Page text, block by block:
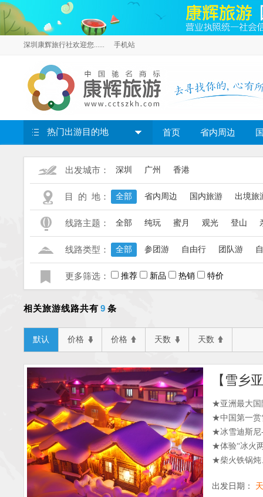
深圳康辉旅行社欢迎您...... 手机站
热门出游目的地 首页 省内周边
出发城市： 深圳 广州 香港
目 的 地： 全部 省内周边 国内旅游 出境旅
线路主题： 全部 纯玩 蜜月 观光 登山
线路类型： 全部 参团游 自由行 团队游
更多筛选： 推荐 新品 热销 特价
相关旅游线路共有 9 条
默认 价格 价格 天数 天数
出发日期：
★亚洲最大国
★中国第一赏
★冰雪迪斯尼
★体验“冰火
★柴火铁锅炖